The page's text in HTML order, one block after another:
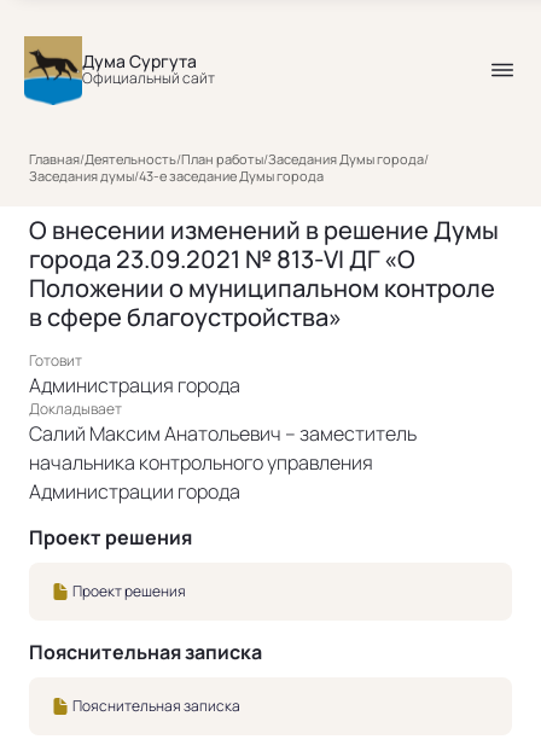
Дума Сургута
Официальный сайт
Главная/Деятельность/План работы/Заседания Думы города/
Заседания думы/43-е заседание Думы города
О внесении изменений в решение Думы
города 23.09.2021 № 813-VI ДГ «О
Положении о муниципальном контроле
в сфере благоустройства»
Готовит
Администрация города
Докладывает
Салий Максим Анатольевич – заместитель
начальника контрольного управления
Администрации города
Проект решения
Проект решения
Пояснительная записка
Пояснительная записка